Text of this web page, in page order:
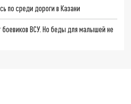
по среди дороги в Казани
ВСУ. Но беды для малышей не